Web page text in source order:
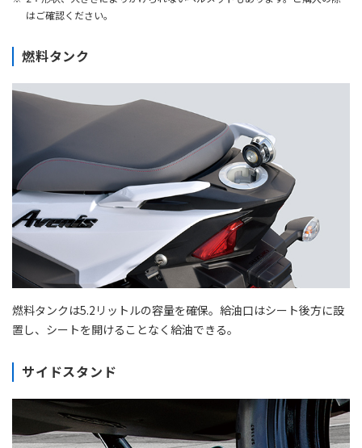
はご確認ください。
燃料タンク
燃料タンクは5.2リットルの容量を確保。給油口はシート後方に設
置し、シートを開けることなく給油できる。
サイドスタンド